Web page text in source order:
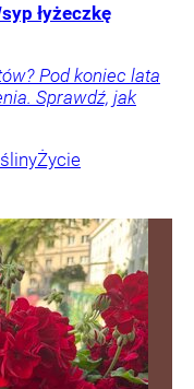
łyżeczkę
Pod koniec lata
Sprawdź, jak
Życie